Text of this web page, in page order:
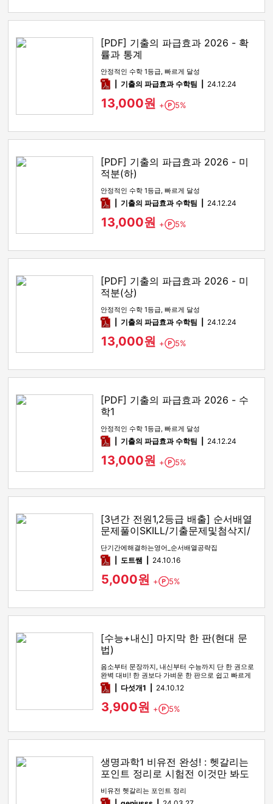
[PDF] 기출의 파급효과 2026 - 확
률과 통계
안정적인 수학 1등급, 빠르게 달성
pdf기출의 파급효과 수학팀 24.12.24
13,000원 + Point
5%
[PDF] 기출의 파급효과 2026 - 미
적분(하)
안정적인 수학 1등급, 빠르게 달성
pdf기출의 파급효과 수학팀 24.12.24
13,000원 + Point
5%
[PDF] 기출의 파급효과 2026 - 미
적분(상)
안정적인 수학 1등급, 빠르게 달성
pdf기출의 파급효과 수학팀 24.12.24
13,000원 + Point
5%
[PDF] 기출의 파급효과 2026 - 수
학1
안정적인 수학 1등급, 빠르게 달성
pdf기출의 파급효과 수학팀 24.12.24
13,000원 + Point
5%
[3년간 전원1,2등급 배출] 순서배열
문제풀이SKILL/기출문제및첨삭지/
답지
단기간에해결하는영어_순서배열공략집
pdf도트쌤 24.10.16
5,000원 + Point
5%
[수능+내신] 마지막 한 판(현대 문
법)
음소부터 문장까지, 내신부터 수능까지 단 한 권으로
완벽 대비! 한 권보다 가벼운 한 판으로 쉽고 빠르게
학습하세요.
pdf다섯개1 24.10.12
3,900원 + Point
5%
생명과학1 비유전 완성! : 헷갈리는
포인트 정리로 시험전 이것만 봐도
만점!
비유전 헷갈리는 포인트 정리